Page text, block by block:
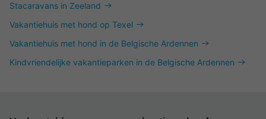
Stacaravans in Zeeland
Vakantiehuis met hond op Texel
Vakantiehuis met hond in de Belgische Ardennen
Kindvriendelijke vakantieparken in de Belgische Ardennen